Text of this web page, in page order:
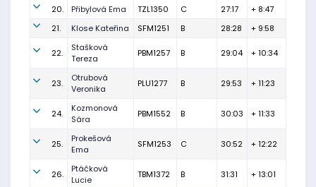
20. Přibylová Ema TZL1350 C 27:17
+ 8:47
21.
Klose Kateřina SFM1251 B 28:28 + 9:58
22.
Stašková
Tereza
PBM1257 B 29:04 + 10:34
23.
Otrubová
Veronika
PLU1277 B 29:53 + 11:23
24.
Kozmonová
Sára
PBM1552 B 30:03 + 11:33
25.
Prokešová
Ema
SFM1253 C 30:52 + 12:22
26.
Ptáčková
Lucie
TBM1372 B 31:31 + 13:01